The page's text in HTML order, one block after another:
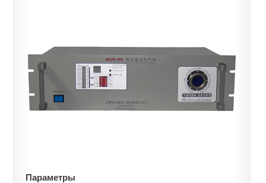
Параметры